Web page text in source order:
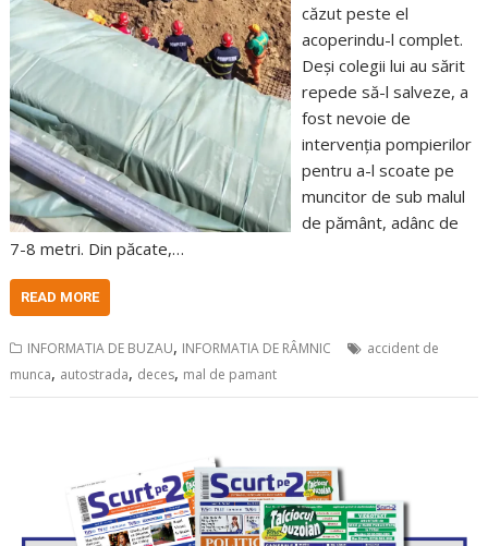
căzut peste el
acoperindu-l complet.
Deși colegii lui au sărit
repede să-l salveze, a
fost nevoie de
intervenția pompierilor
pentru a-l scoate pe
muncitor de sub malul
de pământ, adânc de
7-8 metri. Din păcate,…
READ MORE
INFORMATIA DE BUZAU, INFORMATIA DE RÂMNIC
accident de
munca, autostrada, deces, mal de pamant